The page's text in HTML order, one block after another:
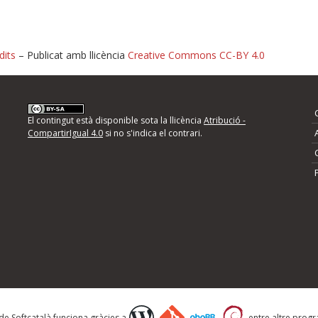
d'errors
següents i descriviu quina és la millora que
– Publicat amb llicència Creative Commons CC-BY 4.0
El contingut està disponible sota la llicència Atribució -
CompartirIgual 4.0si no s'indica el contrari.